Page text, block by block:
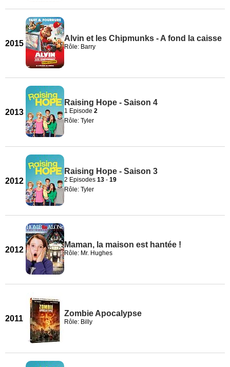
2015
Alvin et les Chipmunks - A fond la caisse
Rôle: Barry
2013
Raising Hope - Saison 4
1 Episode 2
Rôle: Tyler
2012
Raising Hope - Saison 3
2 Episodes 13 - 19
Rôle: Tyler
2012
Maman, la maison est hantée !
Rôle: Mr. Hughes
2011
Zombie Apocalypse
Rôle: Billy